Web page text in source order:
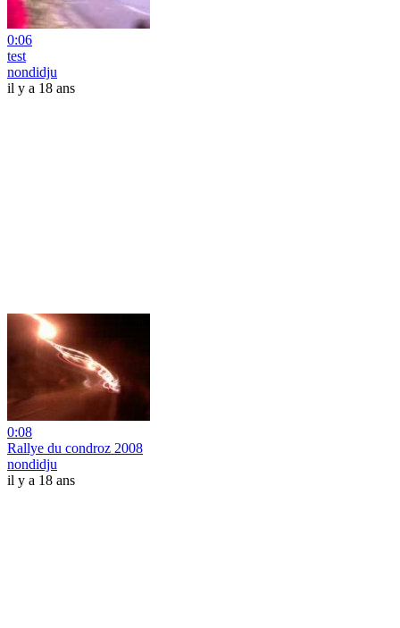
0:06
test
nondidju
il y a 18 ans
0:08
Rallye du condroz 2008
nondidju
il y a 18 ans